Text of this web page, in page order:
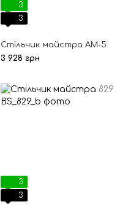
3
3
Стільчик майстра AM-5
3 928 грн
3
3